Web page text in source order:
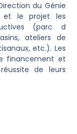
du Génie
et le projet les
(parc d
ateliers de
etc.). Les
financement et
de leurs